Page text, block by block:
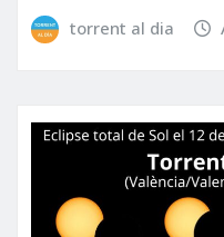
torrent al dia